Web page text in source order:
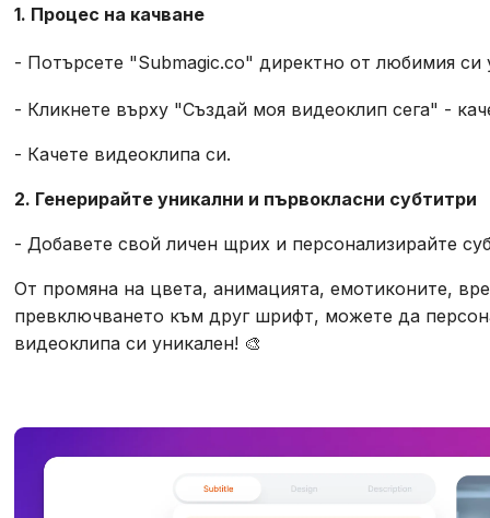
1. Процес на качване
- Потърсете "Submagic.co" директно от любимия си
- Кликнете върху "Създай моя видеоклип сега" -
- Качете видеоклипа си.
2. Генерирайте уникални и първокласни субтитри
- Добавете свой личен щрих и персонализирайте
От промяна на цвета, анимацията, емотиконите,
превключването към друг шрифт, можете да
видеоклипа си уникален! 🎨